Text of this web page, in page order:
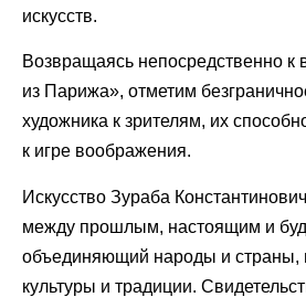
искусств.
Возвращаясь непосредственно к
из Парижа», отметим
художника к зрителям, их
к игре воображения.
Искусство Зураба
между прошлым, настоящим и
объединяющий народы и страны,
культуры и традиции.